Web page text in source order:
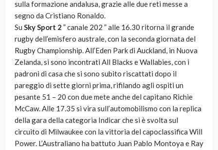
sulla formazione andalusa, grazie alle due reti messe a
segno da Cristiano Ronaldo.
Su Sky Sport 2 ” canale 202 ” alle 16.30 ritorna il grande
rugby dell’emisfero australe, con la seconda giornata del
Rugby Championship. All’Eden Park di Auckland, in Nuova
Zelanda, si sono incontrati All Blacks e Wallabies, con i
padroni di casa che si sono subito riscattati dopo il
pareggio di sette giorni prima, rifilando agli ospiti un
pesante 51 – 20 con due mete anche del capitano Richie
McCaw. Alle 17.35 si vira sull’automobilismo con la replica
della gara della categoria Indicar che si è svolta sul
circuito di Milwaukee con la vittoria del capoclassifica Will
Power. L’Australiano ha battuto Juan Pablo Montoya e Ray